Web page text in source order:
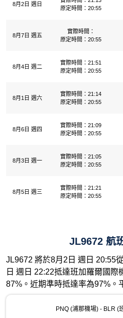
8月2日 週日
原定時間：20:55
8月7日 週五
實際時間：
原定時間：20:55
8月4日 週二
實際時間：21:51
原定時間：20:55
8月1日 週六
實際時間：21:14
原定時間：20:55
8月6日 週四
實際時間：21:09
原定時間：20:55
8月3日 週一
實際時間：21:05
原定時間：20:55
8月5日 週三
實際時間：21:21
原定時間：20:55
JL9672 航
JL9672 將於8月2日 週日 20:55
日 週日 22:22抵達班加羅爾國際
87%。近期準時抵達率為97%。
PNQ (浦那機場) - BLR (